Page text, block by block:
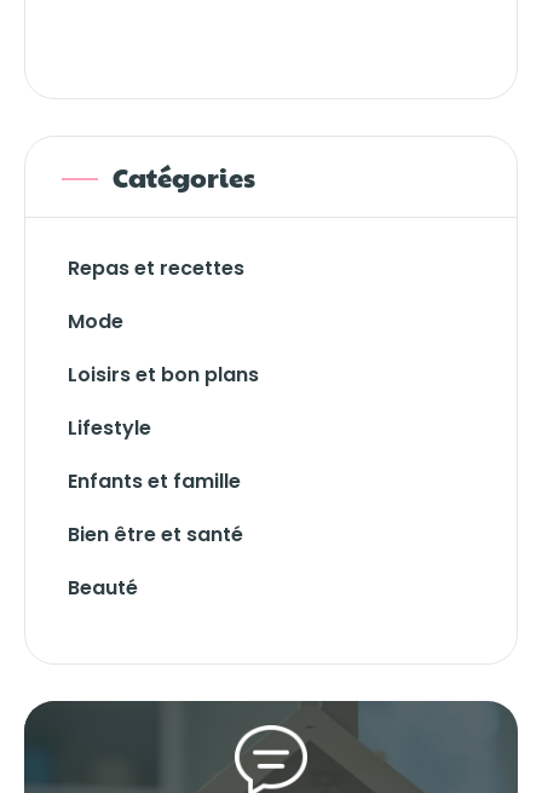
Catégories
Repas et recettes
Mode
Loisirs et bon plans
Lifestyle
Enfants et famille
Bien être et santé
Beauté